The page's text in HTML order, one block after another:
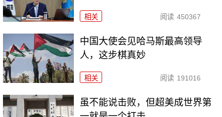
相关 阅读 450367
中国大使会见哈马斯最高领导
人，这步棋真妙
相关 阅读 191016
虽不能说击败，但超美成世界第